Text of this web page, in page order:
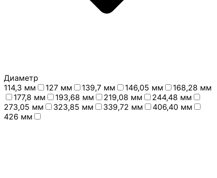
Диаметр
114,3 мм
127 мм 139,7 мм 146,05 мм
168,28 мм
177,8 мм
193,68 мм 219,08 мм
244,48 мм
273,05 мм
323,85 мм 339,72 мм
406,40 мм
426 мм